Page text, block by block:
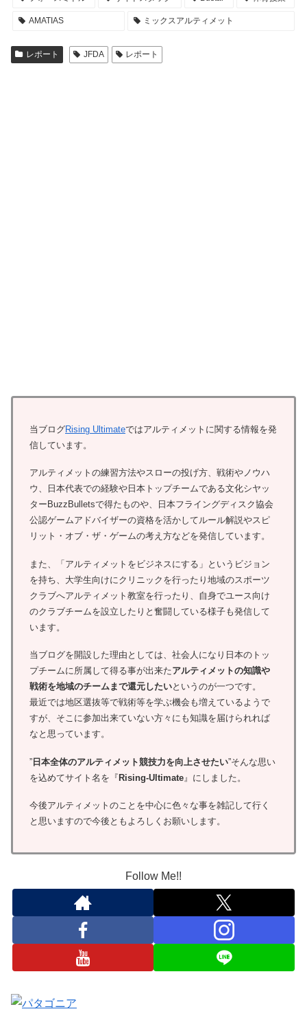
AMATIAS ミックスアルティメット
レポート JFDA レポート
当ブログRising Ultimateではアルティメットに関する情報を発
信しています。
アルティメットの練習方法やスローの投げ方、戦術やノウハ
ウ、日本代表での経験や日本トップチームである文化シヤッ
ターBuzzBulletsで得たものや、日本フライングディスク協会
公認ゲームアドバイザーの資格を活かしてルール解説やスピ
リット・オブ・ザ・ゲームの考え方などを発信しています。
また、「アルティメットをビジネスにする」というビジョン
を持ち、大学生向けにクリニックを行ったり地域のスポーツ
クラブへアルティメット教室を行ったり、自身でユース向け
のクラブチームを設立したりと奮闘している様子も発信して
います。
当ブログを開設した理由としては、社会人になり日本のトッ
プチームに所属して得る事が出来たアルティメットの知識や
戦術を地域のチームまで還元したいというのが一つです。
最近では地区選抜等で戦術等を学ぶ機会も増えているようで
すが、そこに参加出来ていない方々にも知識を届けられれば
なと思っています。
” 日本全体のアルティメット競技力を向上させたい”そんな思い
を込めてサイト名を『 Rising-Ultimate 』にしました。
今後アルティメットのことを中心に色々な事を雑記して行く
と思いますので今後ともよろしくお願いします。
Follow Me!!